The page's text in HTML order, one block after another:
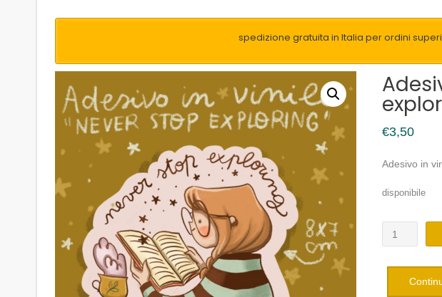
spedizione gratuita in Italia per ordini
€3,50
Adesivo in
disponibile
Adesivo
strega